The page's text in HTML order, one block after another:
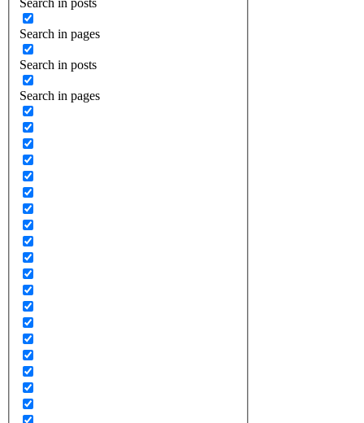
Search in posts
Search in pages
Search in posts
Search in pages